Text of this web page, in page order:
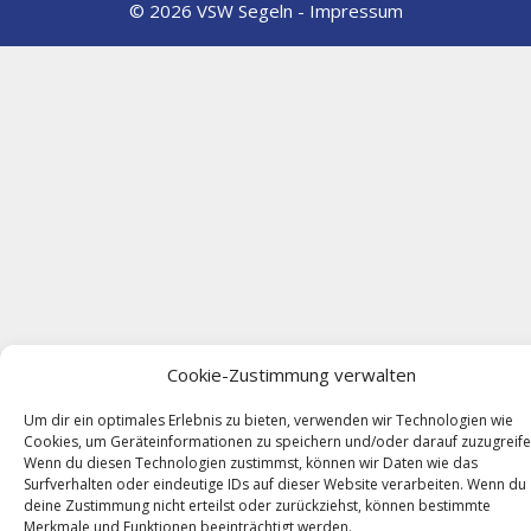
Cookie-Zustimmung verwalten
Um dir ein optimales Erlebnis zu bieten, verwenden wir Technologien wie
Cookies, um Geräteinformationen zu speichern und/oder darauf
Wenn du diesen Technologien zustimmst, können wir Daten wie das
Surfverhalten oder eindeutige IDs auf dieser Website verarbeiten. Wenn du
deine Zustimmung nicht erteilst oder zurückziehst, können bestimmte
Merkmale und Funktionen beeinträchtigt werden.
© 2026 VSW Segeln - Impressum